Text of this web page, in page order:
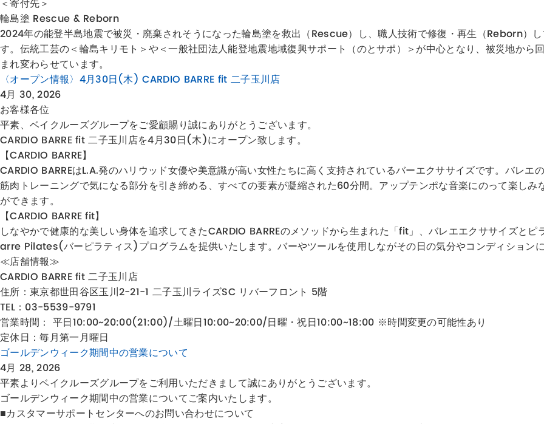
＜寄付先＞
輪島塗 Rescue & Reborn
2024年の能登半島地震で被災・廃棄されそうになった輪島塗を救出（Rescue）し、職人技術で修復・再生（Reborn）
す。伝統工芸の＜輪島キリモト＞や＜一般社団法人能登地震地域復興サポート（のとサポ）＞が中心となり、被災地か
まれ変わらせています。
〈オープン情報〉4月30日(木) CARDIO BARRE fit 二子玉川店
4月 30, 2026
お客様各位
平素、ベイクルーズグループをご愛顧賜り誠にありがとうございます。
CARDIO BARRE fit 二子玉川店を4月30日(木)にオープン致します。
【CARDIO BARRE】
CARDIO BARREはL.A.発のハリウッド女優や美意識が高い女性たちに高く支持されているバーエクササイズです。バレエ
筋肉トレーニングで気になる部分を引き締める、すべての要素が凝縮された60分間。アップテンポな音楽にのって楽し
ができます。
【CARDIO BARRE fit】
しなやかで健康的な美しい身体を追求してきた​CARDIO BARREのメソッドから生まれた「fit」、バレエエクササイズと
arre Pilates(バーピラティス)プログラムを提供いたします。バーやツールを使用しながその日の気分やコンディション
≪店舗情報≫
CARDIO BARRE fit 二子玉川店
住所： 東京都世田谷区玉川2-21-1 二子玉川ライズSC リバーフロント 5階
TEL：03-5539-9791
営業時間： 平日10:00~20:00(21:00)/土曜日10:00~20:00/日曜・祝日10:00~18:00 ※時間変更の可能性あり
定休日：毎月第一月曜日
ゴールデンウィーク期間中の営業について
4月 28, 2026
平素よりベイクルーズグループをご利用いただきまして誠にありがとうございます。
ゴールデンウィーク期間中の営業についてご案内いたします。
■カスタマーサポートセンターへのお問い合わせについて